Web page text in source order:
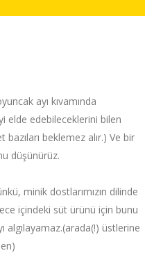
ayı kıvamında
elde edebileceklerini bilen
beklemez alır.) Ve bir
düşünürüz.
minik dostlarımızın dilinde
içindeki süt ürünü için bunu
algılayamaz.(arada(!) üstlerine